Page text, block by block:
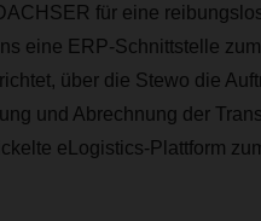
für eine
eine ERP-Schnittstelle
über die Stewo die
und Abrechnung der
eLogistics-Plattform